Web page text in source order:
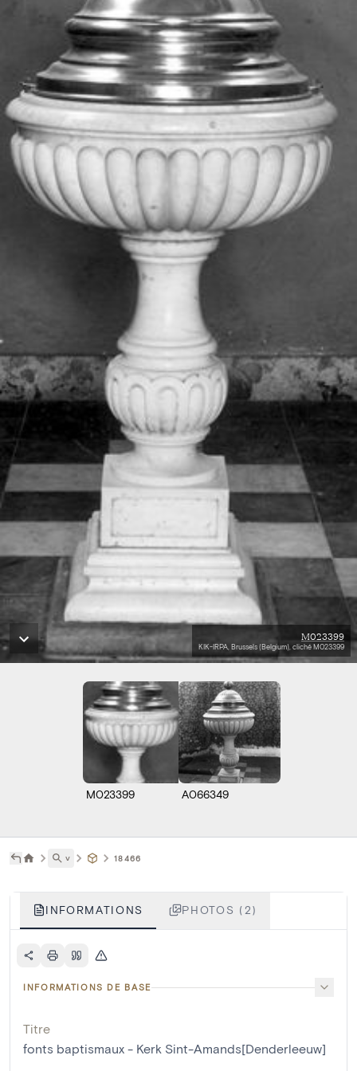
M023399
KIK-IRPA, Brussels (Belgium), cliché M023399
M023399 A066349
˅ 18466
INFORMATIONS PHOTOS (2)
INFORMATIONS DE BASE
Titre
fonts baptismaux - Kerk Sint-Amands[Denderleeuw]